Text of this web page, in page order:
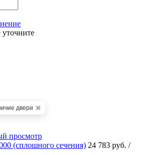
просмотр
(сплошного сечения) 24 783 руб. /
двери ✖